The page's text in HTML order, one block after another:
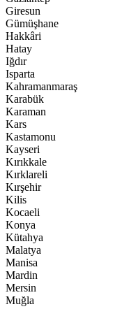
Giresun
Gümüşhane
Hakkâri
Hatay
Iğdır
Isparta
Kahramanmaraş
Karabük
Karaman
Kars
Kastamonu
Kayseri
Kırıkkale
Kırklareli
Kırşehir
Kilis
Kocaeli
Konya
Kütahya
Malatya
Manisa
Mardin
Mersin
Muğla